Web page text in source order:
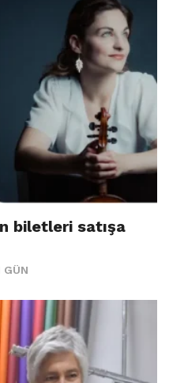
biletleri satışa
GÜN